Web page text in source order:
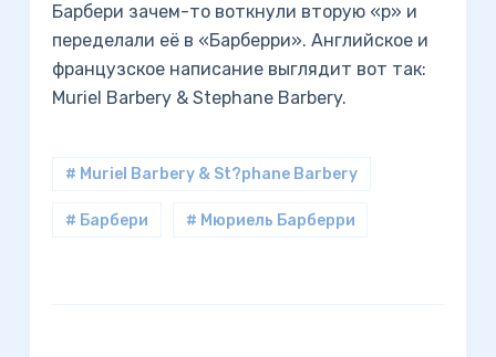
Барбери зачем-то воткнули вторую «р» и
переделали её в «Барберри». Английское и
французское написание выглядит вот так:
Muriel Barbery & Stephane Barbery.
# Muriel Barbery & St?phane Barbery
# Барбери # Мюриель Барберри